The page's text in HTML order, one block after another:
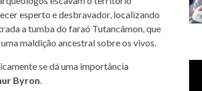
esperto e desbravador, localizando
a tumba do faraó Tutancâmon, que
maldição ancestral sobre os vivos.
se dá uma importância
Byron.